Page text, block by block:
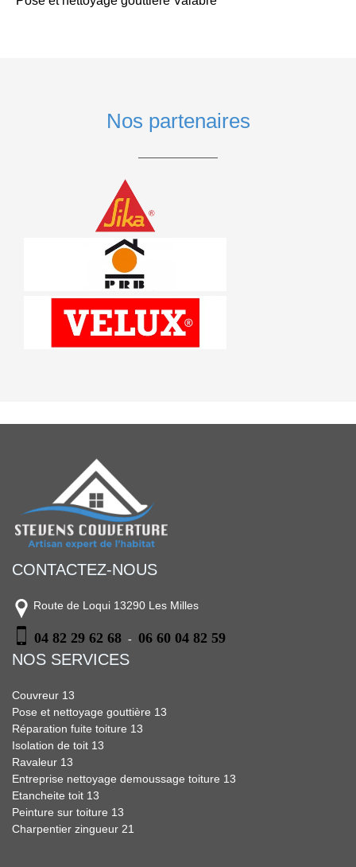
Nos partenaires
CONTACTEZ-NOUS
Route de Loqui 13290 Les Milles
04 82 29 62 68 - 06 60 04 82 59
NOS SERVICES
Couvreur 13
Pose et nettoyage gouttière 13
Réparation fuite toiture 13
Isolation de toit 13
Ravaleur 13
Entreprise nettoyage demoussage toiture 13
Etancheite toit 13
Peinture sur toiture 13
Charpentier zingueur 21